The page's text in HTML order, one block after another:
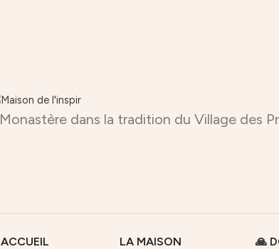
Monastère dans la tradition du Village des
ACCUEIL LA MAISON 🙏